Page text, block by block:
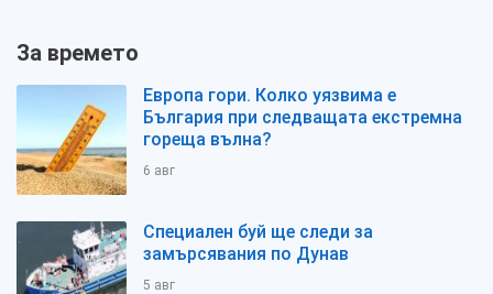
За времето
Европа гори. Колко уязвима е
България при следващата екстремна
гореща вълна?
6 авг
Специален буй ще следи за
замърсявания по Дунав
5 авг